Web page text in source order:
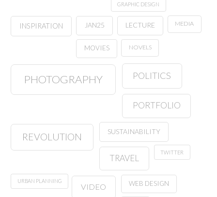
GRAPHIC DESIGN
INSPIRATION JAN25 LECTURE MEDIA
MOVIES NOVELS
PHOTOGRAPHY POLITICS
PORTFOLIO
REVOLUTION SUSTAINABILITY
TRAVEL
TWITTER
URBAN PLANNING
VIDEO WEB DESIGN